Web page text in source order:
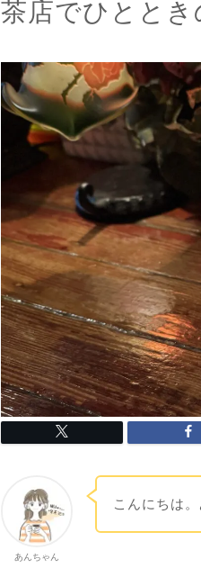
茶店でひととき
あんちゃん
こんにちは